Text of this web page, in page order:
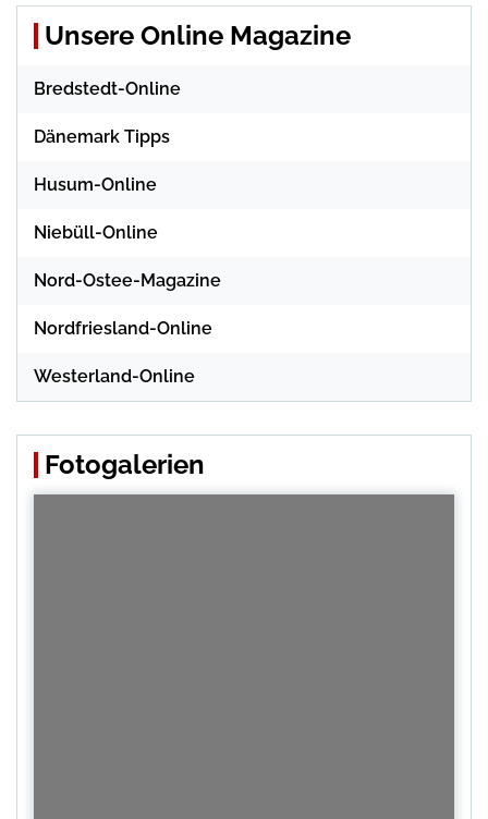
Unsere Online Magazine
Bredstedt-Online
Dänemark Tipps
Husum-Online
Niebüll-Online
Nord-Ostee-Magazine
Nordfriesland-Online
Westerland-Online
Fotogalerien